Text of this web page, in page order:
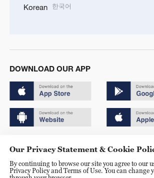
Korean 한국어
DOWNLOAD OUR APP
京ICP备20000184号
京公网安备 11010502050052号
Our Privacy Statement & Cookie
By continuing to browse our site you agree to our
Privacy Policy and Terms of Use. You can change